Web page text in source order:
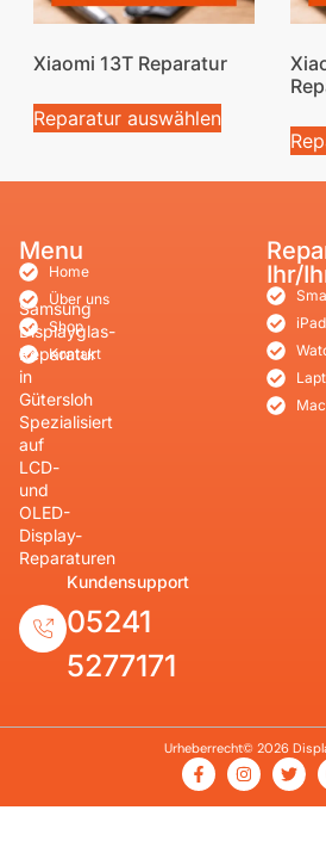
Xiaomi 13T Reparatur
Reparatur auswählen
Samsung
Displayglas-
Reparatur
in
Gütersloh
Spezialisiert
auf
LCD-
und
OLED-
Display-
Reparaturen
Kundensupport
05241
5277171
Menu
Home
Über uns
Shop
Kontakt
Ihr/
Urheberrecht© 2026